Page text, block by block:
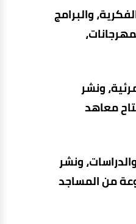
والبرامج
ونشر
معاهد
ونشر
من المساجد